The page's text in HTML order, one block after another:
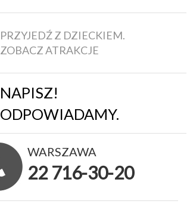
PRZYJEDŹ Z DZIECKIEM.
ZOBACZ ATRAKCJE
NAPISZ!
ODPOWIADAMY.
WARSZAWA
22 716-30-20